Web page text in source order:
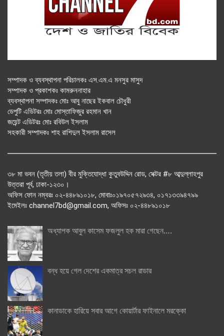
সম্পাদক ও ব্যবস্থাপনা পরিচালকঃ এস.এম.এ মনসুর মাসুদ
সম্পাদক ও প্রকাশকঃ কামরুননাহার
ব্যবস্থাপনা সম্পাদকঃ মোঃ আবু নাছের ইকবাল চৌধুরী
ডেপুটি এডিটরঃ মোঃ মোস্তাফিজুর রহমান খান
জয়েন্ট এডিটরঃ মোঃ রবিউল ইসলাম
সহকারী সম্পাদকঃ শাহ রাশিদুল ইসলাম রাসেল
৩৮ মা ভবন (তৃতীয় তলা) বীর মুক্তিযোদ্ধা কুতুবউদ্দিন রোড, সেক্টর #৮ আব্দুল্লাহপুর
উত্তরা পূর্ব, ঢাকা-১২৩০।
অফিস ফোন নম্বরঃ ০২-৪৪৮৯১০১৮, মোবাঃ০১৯৭০৫৭২৯৩৪, ০১৭১৩৩৯৪৭৯৯
ইমেইলঃ channel7bd@gmail.com, অফিসঃ ০২-৪৪৮৯১০১৮
অধ্যাপক আবুল কাসেম ফজলুল হক মারা গেছেন….
বন্ধ হয়ে গেল দেশের একমাত্র সচল রাডার
কানাডাকে হারিয়ে সবার আগে কোয়ার্টার ফাইনালে মরক্কো